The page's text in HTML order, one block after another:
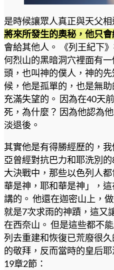
是時候讓眾人真正與天父相
將來所發生的奧秘，他只
會給其他人。 《列王紀下
何烈山的黑暗洞穴裡面有
頭，也叫神的僕人，神的
候，他是孤單的，也是無
充滿失望的。 因為在40天
死，為什麼？ 因為他認為
淡退後。
其實他是有得勝經歷的，
亞曾經對抗巴力和耶洗別
大決戰中，那些以色列人
華是神，耶和華是神」，
講的。 他還在迦密山上，
就是7次求雨的神蹟，這又
在西奈山。 但是這些都不
列去重建和恢復已荒廢很
的敬拜，反而當時的皇后
19章2節：